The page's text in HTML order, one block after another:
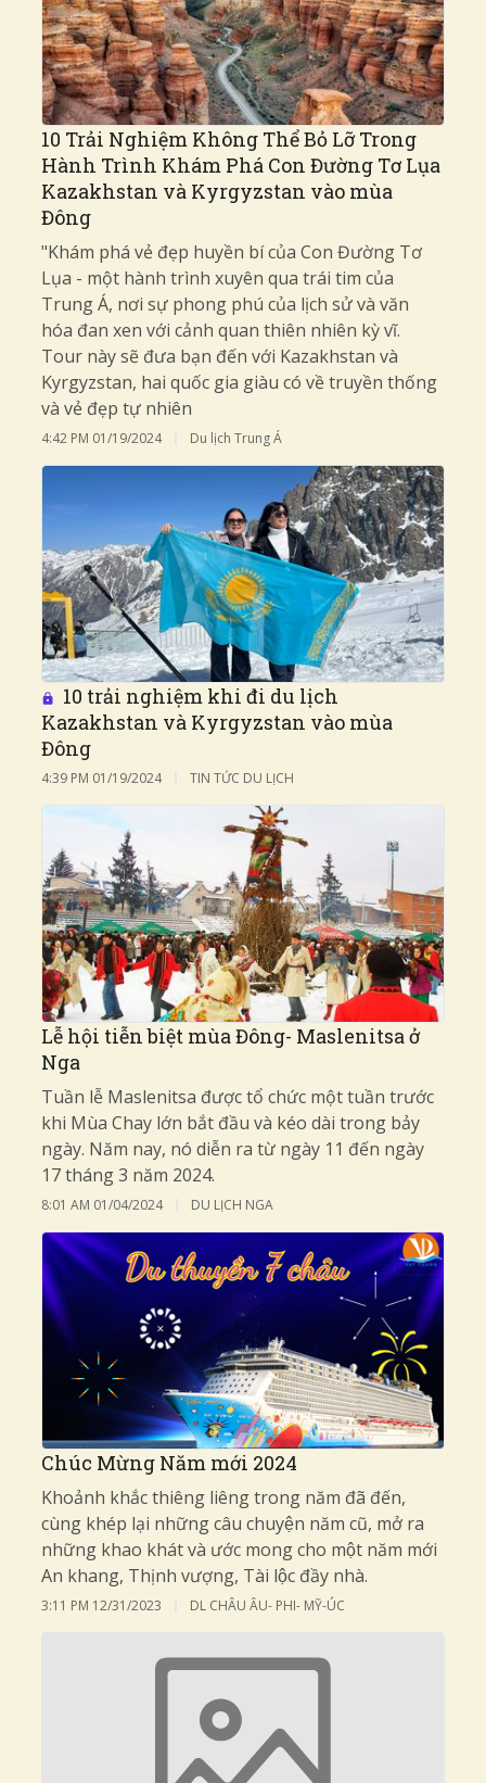
10 Trải Nghiệm Không Thể Bỏ Lỡ Trong
Hành Trình Khám Phá Con Đường Tơ Lụa
Kazakhstan và Kyrgyzstan vào mùa
Đông
"Khám phá vẻ đẹp huyền bí của Con Đường Tơ
Lụa - một hành trình xuyên qua trái tim của
Trung Á, nơi sự phong phú của lịch sử và văn
hóa đan xen với cảnh quan thiên nhiên kỳ vĩ.
Tour này sẽ đưa bạn đến với Kazakhstan và
Kyrgyzstan, hai quốc gia giàu có về truyền thống
và vẻ đẹp tự nhiên
4:42 PM 01/19/2024 Du lịch Trung Á
10 trải nghiệm khi đi du lịch
Kazakhstan và Kyrgyzstan vào mùa
Đông
4:39 PM 01/19/2024 TIN TỨC DU LỊCH
Lễ hội tiễn biệt mùa Đông- Maslenitsa ở
Nga
Tuần lễ Maslenitsa được tổ chức một tuần trước
khi Mùa Chay lớn bắt đầu và kéo dài trong bảy
ngày. Năm nay, nó diễn ra từ ngày 11 đến ngày
17 tháng 3 năm 2024.
8:01 AM 01/04/2024 DU LỊCH NGA
Chúc Mừng Năm mới 2024
Khoảnh khắc thiêng liêng trong năm đã đến,
cùng khép lại những câu chuyện năm cũ, mở ra
những khao khát và ước mong cho một năm mới
An khang, Thịnh vượng, Tài lộc đầy nhà.
3:11 PM 12/31/2023 DL CHÂU ÂU- PHI- MỸ-ÚC